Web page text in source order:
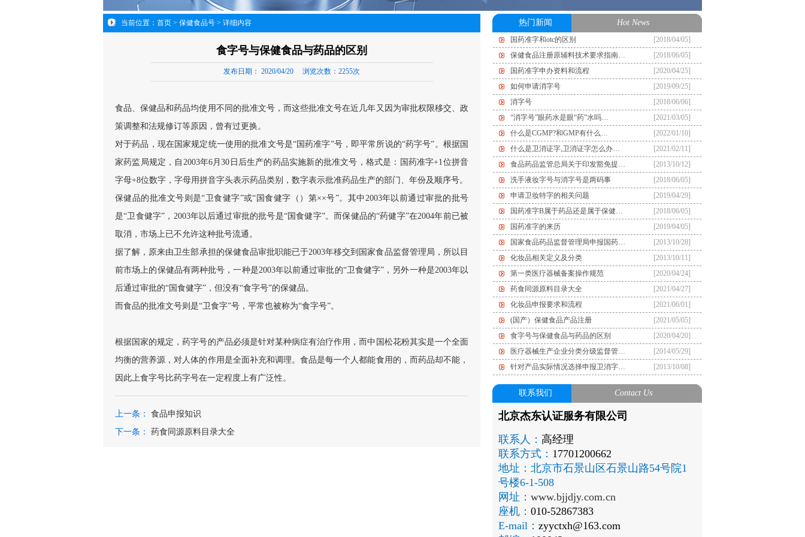
当前位置： 首页 > 保健食品号 > 详细内容
食字号与保健食品与药品的区别
发布日期： 2020/04/20 浏览次数： 2255次
食品、保健品和药品均使用不同的批准文号，而这些批准文号在近几年又因为审批权限移交、政
策调整和法规修订等原因，曾有过更换。
对于药品，现在国家规定统一使用的批准文号是“国药准字”号，即平常所说的“药字号”。根据国
家药监局规定，自2003年6月30日后生产的药品实施新的批准文号，格式是：国药准字+1位拼音
字母+8位数字，字母用拼音字头表示药品类别，数字表示批准药品生产的部门、年份及顺序号。
保健品的批准文号则是“卫食健字”或“国食健字（）第××号”。其中2003年以前通过审批的批号
是“卫食健字”，2003年以后通过审批的批号是“国食健字”。而保健品的“药健字”在2004年前已被
取消，市场上已不允许这种批号流通。
据了解，原来由卫生部承担的保健食品审批职能已于2003年移交到国家食品监督管理局，所以目
前市场上的保健品有两种批号，一种是2003年以前通过审批的“卫食健字”，另外一种是2003年以
后通过审批的“国食健字”，但没有“食字号”的保健品。
而食品的批准文号则是“卫食字”号，平常也被称为“食字号”。
根据国家的规定，药字号的产品必须是针对某种病症有治疗作用，而中国松花粉其实是一个全面
均衡的营养源，对人体的作用是全面补充和调理。食品是每一个人都能食用的，而药品却不能，
因此上食字号比药字号在一定程度上有广泛性。
上一条： 食品申报知识
下一条： 药食同源原料目录大全
热门新闻 Hot News
国药准字和otc的区别
[2018/04/05]
保健食品注册原辅料技术要求指南…
[2018/06/05]
国药准字申办资料和流程
[2020/04/25]
如何申请消字号
[2019/09/25]
消字号
[2018/06/06]
“消字号”眼药水是眼“药”水吗…
[2021/03/05]
什么是CGMP?和GMP有什么…
[2022/01/10]
什么是卫消证字,卫消证字怎么办…
[2021/02/11]
食品药品监管总局关于印发豁免提…
[2013/10/12]
洗手液妆字号与消字号是两码事
[2018/06/05]
申请卫妆特字的相关问题
[2019/04/29]
国药准字B属于药品还是属于保健…
[2018/06/05]
国药准字的来历
[2019/04/05]
国家食品药品监督管理局申报国药…
[2013/10/28]
化妆品相关定义及分类
[2013/10/11]
第一类医疗器械备案操作规范
[2020/04/24]
药食同源原料目录大全
[2021/04/27]
化妆品申报要求和流程
[2021/06/01]
(国产）保健食品产品注册
[2021/05/05]
食字号与保健食品与药品的区别
[2020/04/20]
医疗器械生产企业分类分级监督管…
[2014/05/29]
针对产品实际情况选择申报卫消字…
[2013/10/08]
联系我们 Contact Us
北京杰东认证服务有限公司
联系人： 高经理
联系方式： 17701200662
地址：北京市石景山区石景山路54号院1
号楼6-1-508
网址： www.bjjdjy.com.cn
座机： 010-52867383
E-mail： zyyctxh@163.com